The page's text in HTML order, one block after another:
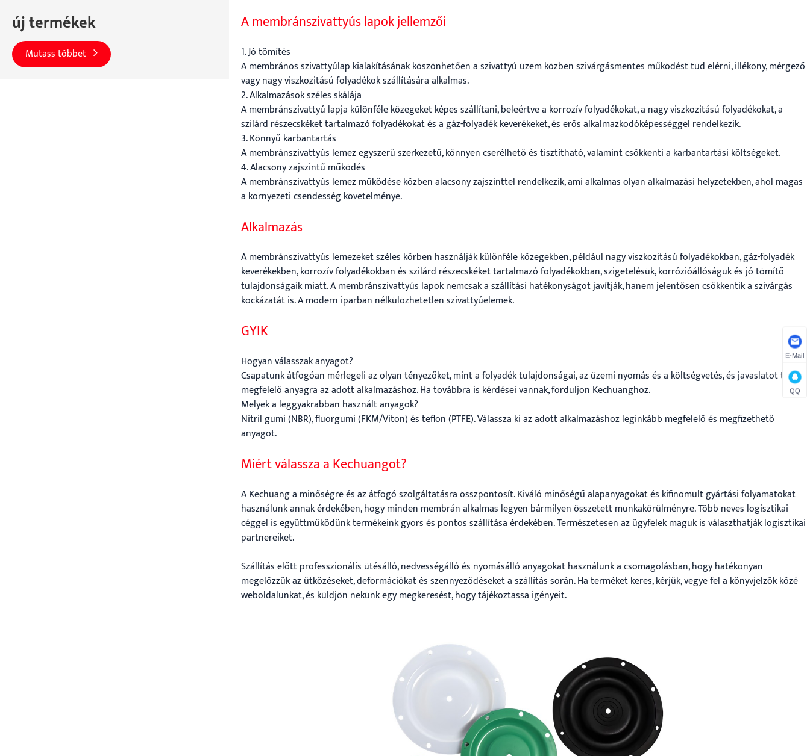
új termékek
Mutass többet
A membránszivattyús lapok jellemzői
1. Jó tömítés
A membrános szivattyúlap kialakításának köszönhetően a szivattyú üzem közben szivárgásmentes működést tud elérni, illékony, mérgező
vagy nagy viszkozitású folyadékok szállítására alkalmas.
2. Alkalmazások széles skálája
A membránszivattyú lapja különféle közegeket képes szállítani, beleértve a korrozív folyadékokat, a nagy viszkozitású folyadékokat, a
szilárd részecskéket tartalmazó folyadékokat és a gáz-folyadék keverékeket, és erős alkalmazkodóképességgel rendelkezik.
3. Könnyű karbantartás
A membránszivattyús lemez egyszerű szerkezetű, könnyen cserélhető és tisztítható, valamint csökkenti a karbantartási költségeket.
4. Alacsony zajszintű működés
A membránszivattyús lemez működése közben alacsony zajszinttel rendelkezik, ami alkalmas olyan alkalmazási helyzetekben, ahol magas
a környezeti csendesség követelménye.
Alkalmazás
A membránszivattyús lemezeket széles körben használják különféle közegekben, például nagy viszkozitású folyadékokban, gáz-folyadék
keverékekben, korrozív folyadékokban és szilárd részecskéket tartalmazó folyadékokban, szigetelésük, korrózióállóságuk és jó tömítő
tulajdonságaik miatt. A membránszivattyús lapok nemcsak a szállítási hatékonyságot javítják, hanem jelentősen csökkentik a szivárgás
kockázatát is. A modern iparban nélkülözhetetlen szivattyúelemek.
GYIK
Hogyan válasszak anyagot?
Csapatunk átfogóan mérlegeli az olyan tényezőket, mint a folyadék tulajdonságai, az üzemi nyomás és a költségvetés, és javaslatot tesz a
megfelelő anyagra az adott alkalmazáshoz. Ha továbbra is kérdései vannak, forduljon Kechuanghoz.
Melyek a leggyakrabban használt anyagok?
Nitril gumi (NBR), fluorgumi (FKM/Viton) és teflon (PTFE). Válassza ki az adott alkalmazáshoz leginkább megfelelő és megfizethető
anyagot.
Miért válassza a Kechuangot?
A Kechuang a minőségre és az átfogó szolgáltatásra összpontosít. Kiváló minőségű alapanyagokat és kifinomult gyártási folyamatokat
használunk annak érdekében, hogy minden membrán alkalmas legyen bármilyen összetett munkakörülményre. Több neves logisztikai
céggel is együttműködünk termékeink gyors és pontos szállítása érdekében. Természetesen az ügyfelek maguk is választhatják logisztikai
partnereiket.
Szállítás előtt professzionális ütésálló, nedvességálló és nyomásálló anyagokat használunk a csomagolásban, hogy hatékonyan
megelőzzük az ütközéseket, deformációkat és szennyeződéseket a szállítás során. Ha terméket keres, kérjük, vegye fel a könyvjelzők közé
weboldalunkat, és küldjön nekünk egy megkeresést, hogy tájékoztassa igényeit.
E-Mail
QQ